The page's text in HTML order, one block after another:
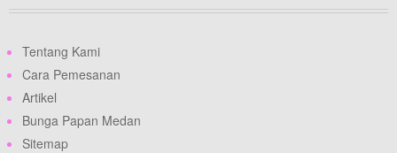
Tentang Kami
Cara Pemesanan
Artikel
Bunga Papan Medan
Sitemap